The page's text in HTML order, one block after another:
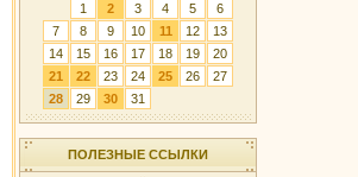
1
2 3 4 5
6
7
8 9 10 11 12
13
14
15 16 17 18 19
20
21
22 23 24 25 26
27
28
29 30 31
ПОЛЕЗНЫЕ ССЫЛКИ